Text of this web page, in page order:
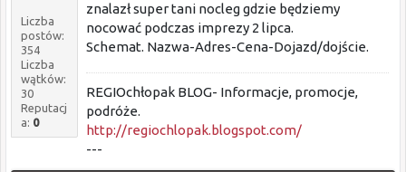
Liczba
postów:
354
Liczba
wątków:
30
Reputacj
a: 0
znalazł super tani nocleg gdzie będziemy
nocować podczas imprezy 2 lipca.
Schemat. Nazwa-Adres-Cena-Dojazd/dojście.
REGIOchłopak BLOG- Informacje, promocje,
podróże.
http://regiochlopak.blogspot.com/
---